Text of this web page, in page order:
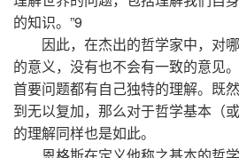
的知识。”9
因此，在杰出的哲学家中，对
的意义，没有也不会有一致的意见
首要问题都有自己独特的理解。既
到无以复加，那么对于哲学基本（
的理解同样也是如此。